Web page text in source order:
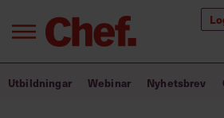
Bra ledare
Utbildningar Webinar Nyhetsbrev